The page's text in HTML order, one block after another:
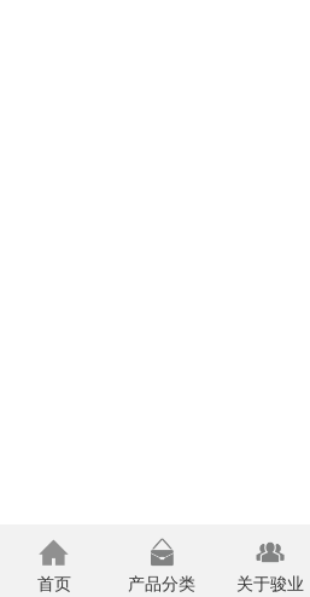
首页 产品分类 关于骏业